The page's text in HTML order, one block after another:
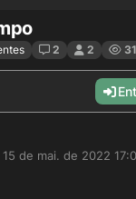
2 2
15 de mai. de 2022
por